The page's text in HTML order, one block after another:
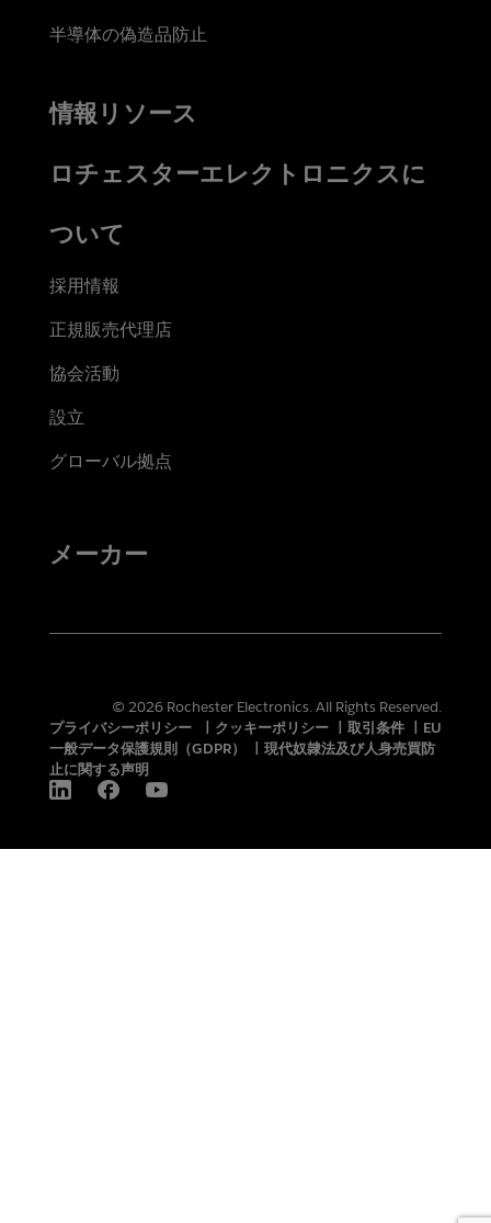
半導体の偽造品防止
情報リソース
ロチェスターエレクトロニクスに
ついて
採用情報
正規販売代理店
協会活動
設立
グローバル拠点
メーカー
© 2026 Rochester Electronics. All Rights Reserved.
プライバシーポリシー
クッキーポリシー 取引条件
EU
一般データ保護規則（GDPR）
現代奴隷法及び人身売買防
止に関する声明